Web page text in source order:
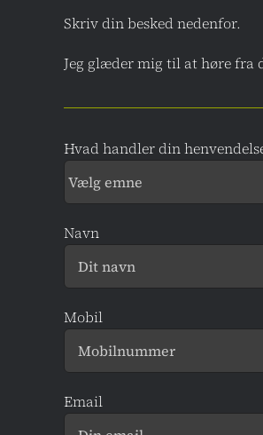
Skriv din besked nedenfor.
Jeg glæder mig til at høre fra
Hvad handler din
Navn
Mobil
Email